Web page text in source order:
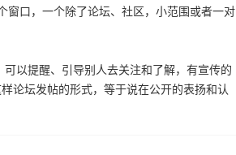
口，一个除了论坛、社区，小范围或者一对
以提醒、引导别人去关注和了解，有宣传的
论坛发帖的形式，等于说在公开的表扬和认